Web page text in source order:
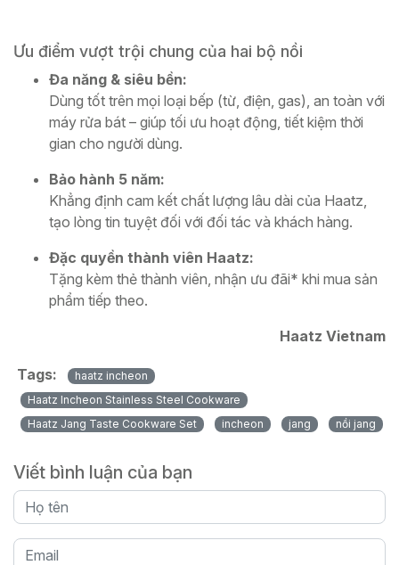
Ưu điểm vượt trội chung của hai bộ nồi
Đa năng & siêu bền:
Dùng tốt trên mọi loại bếp (từ, điện, gas), an toàn với
máy rửa bát – giúp tối ưu hoạt động, tiết kiệm thời
gian cho người dùng.
Bảo hành 5 năm:
Khẳng định cam kết chất lượng lâu dài của Haatz,
tạo lòng tin tuyệt đối với đối tác và khách hàng.
Đặc quyền thành viên Haatz:
Tặng kèm thẻ thành viên, nhận ưu đãi* khi mua sản
phẩm tiếp theo.
Haatz Vietnam
Tags:
haatz incheon
Haatz Incheon Stainless Steel Cookware
Haatz Jang Taste Cookware Set
incheon jang nồi jang
Viết bình luận của bạn